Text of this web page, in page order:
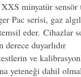
minyatür
Pac serisi, gaz
eder. Cihazlar
derece duyarlıdır
ve
yeteneği dahil